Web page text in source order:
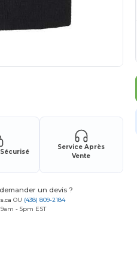
Service Après
Vente
un devis ?
OU (438) 809-2184
- 5pm EST